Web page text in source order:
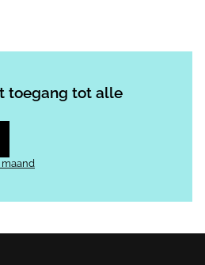
toegang tot alle